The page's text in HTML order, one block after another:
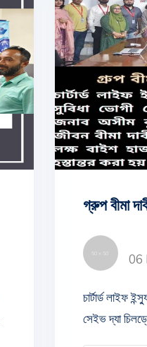
গ্রুপ বীমা
06
চার্টার্ড লাইফ
সেইভ দ্যা